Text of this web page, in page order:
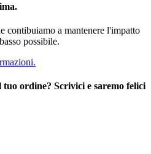
contibuiamo a mantenere l'impatto
possibile.
ordine? Scrivici e saremo felici